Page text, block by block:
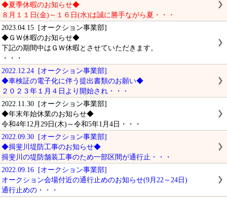
◆夏季休暇のお知らせ◆
８月１１日(金)～１６日(水)は誠に勝手ながら夏・・・
2023.04.15 [オークション事業部]
◆ＧＷ休暇のお知らせ◆
下記の期間中はＧＷ休暇とさせていただきます。
・・・
2022.12.24 [オークション事業部]
◆車検証の電子化に伴う提出書類のお願い◆
２０２３年１月４日より開始され・・・
2022.11.30 [オークション事業部]
◆年末年始休業のお知らせ◆
令和4年12月29日(木)～令和5年1月4日・・・
2022.09.30 [オークション事業部]
◆揖斐川堤防工事のお知らせ◆
揖斐川の堤防舗装工事のため一部区間が通行止・・・
2022.09.16 [オークション事業部]
オークション会場付近の通行止めのお知らせ(9月22～24日)
通行止めの・・・